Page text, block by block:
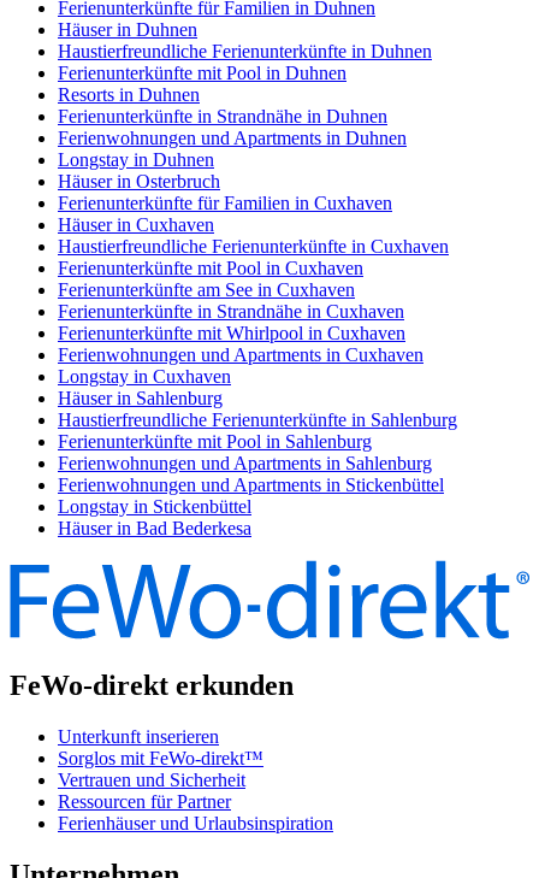
Ferienunterkünfte für Familien in Duhnen
Häuser in Duhnen
Haustierfreundliche Ferienunterkünfte in Duhnen
Ferienunterkünfte mit Pool in Duhnen
Resorts in Duhnen
Ferienunterkünfte in Strandnähe in Duhnen
Ferienwohnungen und Apartments in Duhnen
Longstay in Duhnen
Häuser in Osterbruch
Ferienunterkünfte für Familien in Cuxhaven
Häuser in Cuxhaven
Haustierfreundliche Ferienunterkünfte in Cuxhaven
Ferienunterkünfte mit Pool in Cuxhaven
Ferienunterkünfte am See in Cuxhaven
Ferienunterkünfte in Strandnähe in Cuxhaven
Ferienunterkünfte mit Whirlpool in Cuxhaven
Ferienwohnungen und Apartments in Cuxhaven
Longstay in Cuxhaven
Häuser in Sahlenburg
Haustierfreundliche Ferienunterkünfte in Sahlenburg
Ferienunterkünfte mit Pool in Sahlenburg
Ferienwohnungen und Apartments in Sahlenburg
Ferienwohnungen und Apartments in Stickenbüttel
Longstay in Stickenbüttel
Häuser in Bad Bederkesa
FeWo-direkt erkunden
Unterkunft inserieren
Sorglos mit FeWo-direkt™
Vertrauen und Sicherheit
Ressourcen für Partner
Ferienhäuser und Urlaubsinspiration